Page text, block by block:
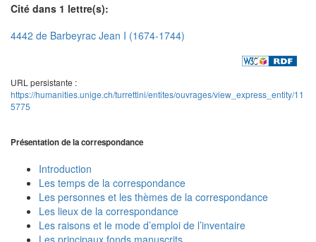
Cité dans 1 lettre(s):
4442 de Barbeyrac Jean I (1674-1744)
URL persistante :
https://humanities.unige.ch/turrettini/entites/ouvrages/view_express_entity/11
5775
Présentation de la correspondance
Introduction
Les temps de la correspondance
Les personnes et les thèmes de la correspondance
Les lieux de la correspondance
Les raisons et le mode d’emploi de l’inventaire
Les principaux fonds manuscrits